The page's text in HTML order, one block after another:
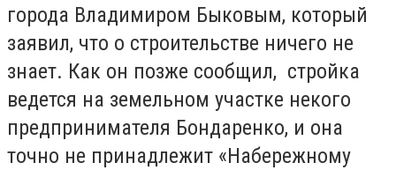
города Владимиром Быковым, который
заявил, что о строительстве ничего не
знает. Как он позже сообщил, стройка
ведется на земельном участке некого
предпринимателя Бондаренко, и она
точно не принадлежит «Набережному